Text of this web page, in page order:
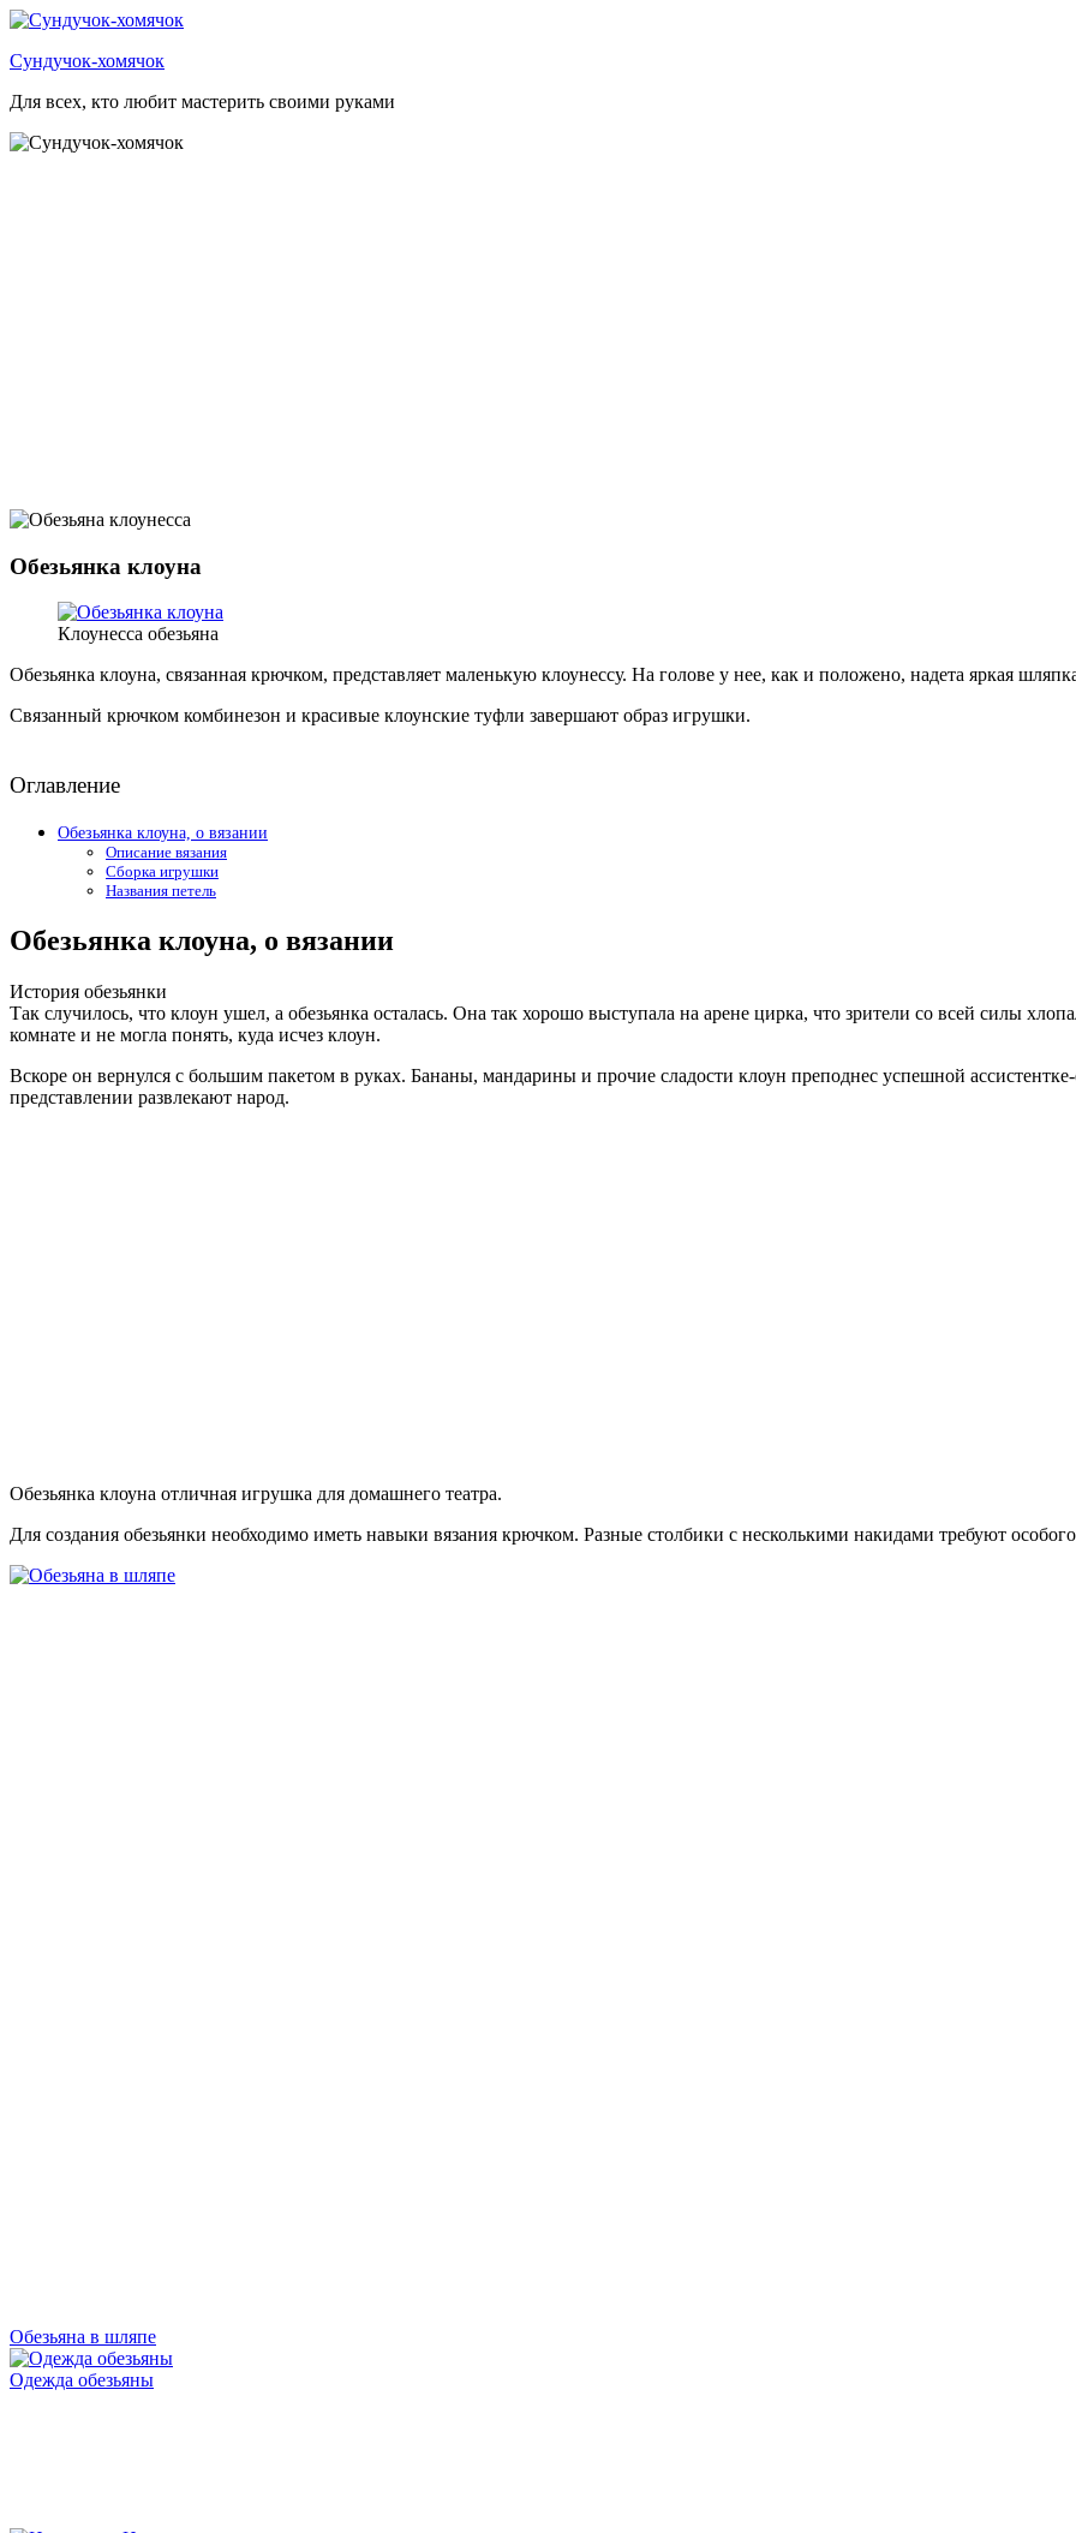
Перейти
содержимому
Сундучок-хомячок
Для всех, кто любит мастерить своими руками
Обезьянка клоуна
Клоунесса обезьяна
Обезьянка клоуна, связанная крючком, представляет маленькую клоунессу. На голове у нее, как и положено, надета яркая
Связанный крючком комбинезон и красивые клоунские туфли завершают образ игрушки.
Оглавление
Обезьянка клоуна, о вязании
Описание вязания
Сборка игрушки
Названия петель
Обезьянка клоуна, о вязании
История обезьянки
Так случилось, что клоун ушел, а обезьянка осталась. Она так хорошо выступала на арене цирка, что зрители со всей силы
комнате и не могла понять, куда исчез клоун.
Вскоре он вернулся с большим пакетом в руках. Бананы, мандарины и прочие сладости клоун преподнес успешной
представлении развлекают народ.
Обезьянка клоуна отличная игрушка для домашнего театра.
Для создания обезьянки необходимо иметь навыки вязания крючком. Разные столбики с несколькими накидами требуют
Обезьяна в шляпе
Одежда обезьяны